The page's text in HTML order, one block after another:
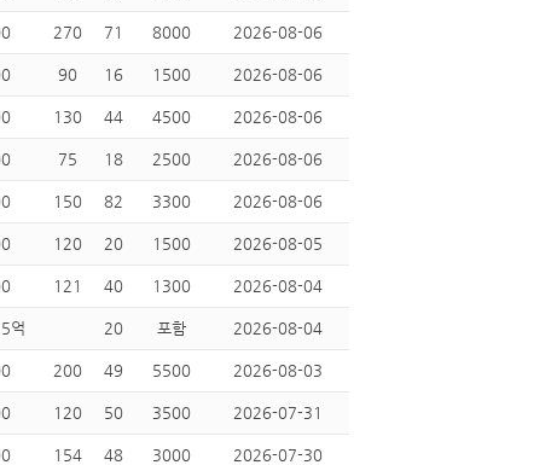
270 71 8000 2026-08-06
90 16 1500 2026-08-06
130 44 4500 2026-08-06
75 18 2500 2026-08-06
150 82 3300 2026-08-06
120 20 1500 2026-08-05
121 40 1300 2026-08-04
억 20 포함 2026-08-04
200 49 5500 2026-08-03
120 50 3500 2026-07-31
154 48 3000 2026-07-30